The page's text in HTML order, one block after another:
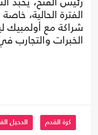
الفترة الحالية،
شراكة مع أولمبيك
الخبرات والتجارب
كرة القدم الدحيل